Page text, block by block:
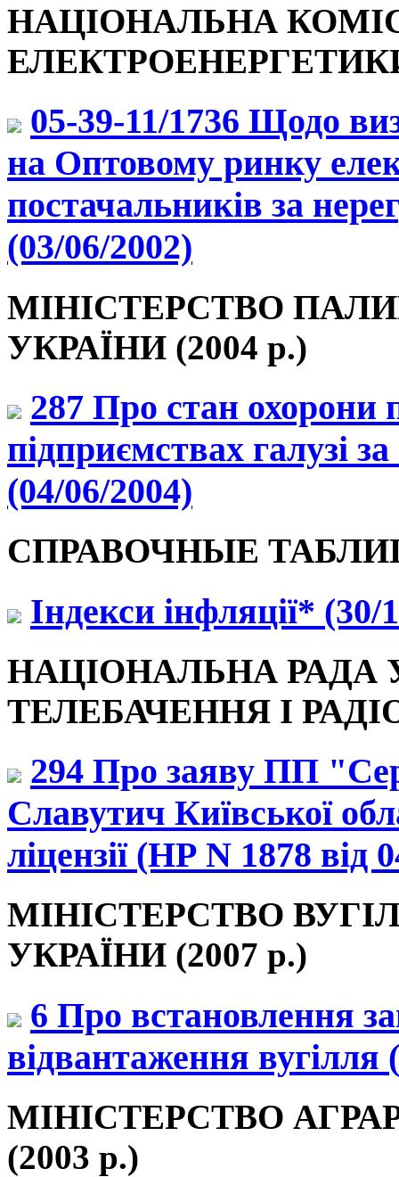
НАЦІОНАЛЬНА
05-39-11/1736 Щодо
на Оптовому ринку
постачальників за
(03/06/2002)
МІНІСТЕРСТВО
УКРАЇНИ (2004 р.)
287 Про стан охорони
підприємствах галузі
(04/06/2004)
СПРАВОЧНЫЕ
Індекси інфляції* (30/
НАЦІОНАЛЬНА РАДА
ТЕЛЕБАЧЕННЯ І
294 Про заяву ПП
Славутич Київської
ліцензії (НР N 1878 від
МІНІСТЕРСТВО
УКРАЇНИ (2007 р.)
6 Про встановлення
відвантаження вугілля
МІНІСТЕРСТВО
(2003 р.)